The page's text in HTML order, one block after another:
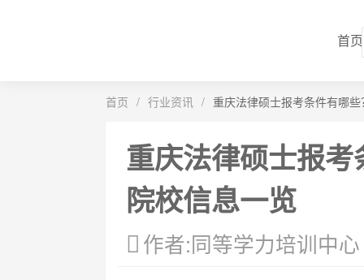
首页
首页 / 行业资讯 / 重庆法律硕士报考条件有哪
重庆法律硕士报
院校信息一览
作者:同等学力培训中心